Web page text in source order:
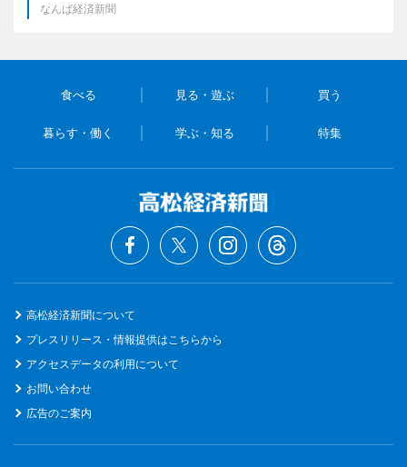
なんば経済新聞
食べる 見る・遊ぶ 買う
暮らす・働く 学ぶ・知る 特集
高松経済新聞について
プレスリリース・情報提供はこちらから
アクセスデータの利用について
お問い合わせ
広告のご案内